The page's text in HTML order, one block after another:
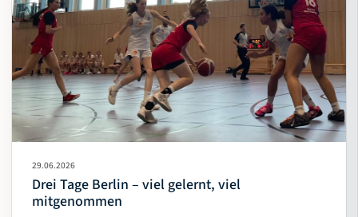
29.06.2026
Drei Tage Berlin – viel gelernt, viel
mitgenommen